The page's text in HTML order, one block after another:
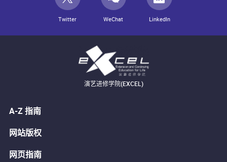
Twitter WeChat LinkedIn
演艺进修学院(EXCEL)
A-Z 指南
网站版权
网页指南